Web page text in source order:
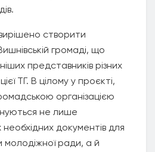
створити
громаді, що
представників різних
ТГ. В цілому у проєкті,
організацією
не лише
документів для
молодіжної ради, а й